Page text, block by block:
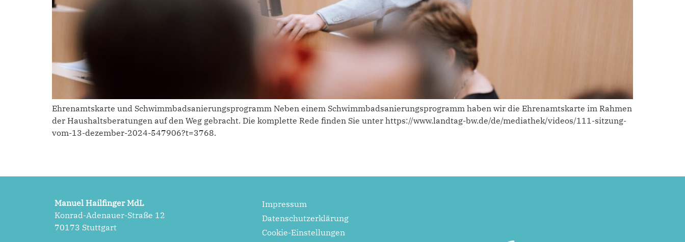
Ehrenamtskarte und Schwimmbadsanierungsprogramm Neben einem Schwimmbadsanierungsprogramm haben wir die Ehrenamtskarte im Rahmen
der Haushaltsberatungen auf den Weg gebracht. Die komplette Rede finden Sie unter https://www.landtag-bw.de/de/mediathek/videos/111-sitzung-
vom-13-dezember-2024-547906?t=3768.
Manuel Hailfinger MdL
Konrad-Adenauer-Straße 12
70173 Stuttgart
Impressum
Datenschutzerklärung
Cookie-Einstellungen